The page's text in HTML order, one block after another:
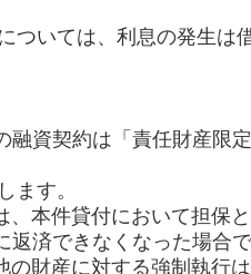
ついては、利息の発生は
融資契約は「責任財産限
ます。
、本件貸付において担保
返済できなくなった場合
の財産に対する強制執行